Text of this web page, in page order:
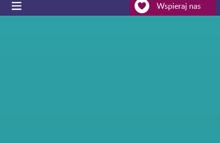
Wspieraj nas